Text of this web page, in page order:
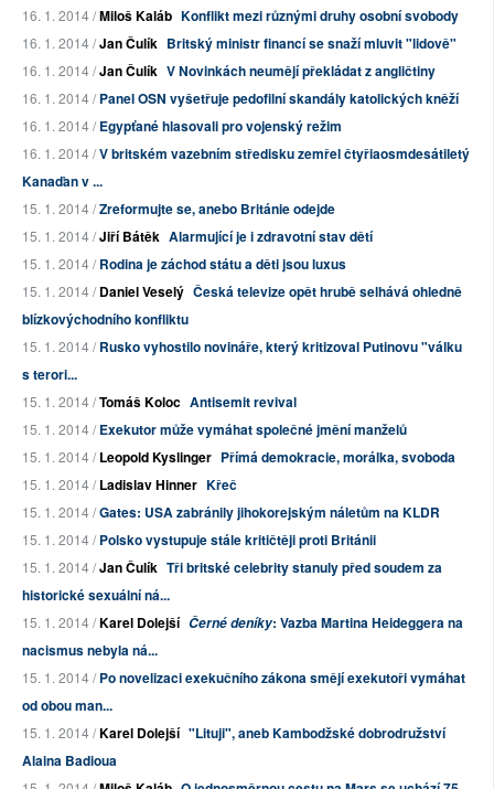
16. 1. 2014 /Miloš Kaláb Konflikt mezi různými druhy osobní svobody
16. 1. 2014 /Jan Čulík Britský ministr financí se snaží mluvit "lidově"
16. 1. 2014 /Jan Čulík V Novinkách neumějí překládat z angličtiny
16. 1. 2014 /Panel OSN vyšetřuje pedofilní skandály katolických kněží
16. 1. 2014 /Egypťané hlasovali pro vojenský režim
16. 1. 2014 /V britském vazebním středisku zemřel čtyřiaosmdesátiletý
Kanaďan v ...
15. 1. 2014 /Zreformujte se, anebo Británie odejde
15. 1. 2014 /Jiří Bátěk Alarmující je i zdravotní stav dětí
15. 1. 2014 /Rodina je záchod státu a děti jsou luxus
15. 1. 2014 /Daniel Veselý Česká televize opět hrubě selhává ohledně
blízkovýchodního konfliktu
15. 1. 2014 /Rusko vyhostilo novináře, který kritizoval Putinovu "válku
s terori...
15. 1. 2014 /Tomáš Koloc Antisemit revival
15. 1. 2014 /Exekutor může vymáhat společné jmění manželů
15. 1. 2014 /Leopold Kyslinger Přímá demokracie, morálka, svoboda
15. 1. 2014 /Ladislav Hinner Křeč
15. 1. 2014 /Gates: USA zabránily jihokorejským náletům na KLDR
15. 1. 2014 /Polsko vystupuje stále kritičtěji proti Británii
15. 1. 2014 /Jan Čulík Tři britské celebrity stanuly před soudem za
historické sexuální ná...
15. 1. 2014 /Karel Dolejší Černé deníky: Vazba Martina Heideggera na
nacismus nebyla ná...
15. 1. 2014 /Po novelizaci exekučního zákona smějí exekutoři vymáhat
od obou man...
15. 1. 2014 /Karel Dolejší "Lituji", aneb Kambodžské dobrodružství
Alaina Badioua